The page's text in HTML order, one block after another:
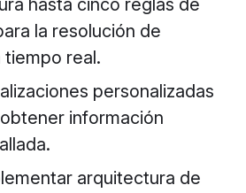
hasta cinco reglas de
la resolución de
real.
personalizadas
información
arquitectura de